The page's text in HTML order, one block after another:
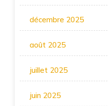
décembre 2025
août 2025
juillet 2025
juin 2025